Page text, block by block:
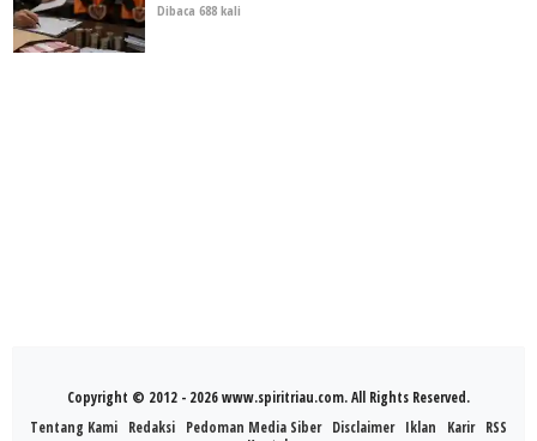
Dibaca 688 kali
Copyright © 2012 - 2026 www.spiritriau.com. All Rights Reserved.
Tentang Kami Redaksi Pedoman Media Siber Disclaimer Iklan Karir RSS